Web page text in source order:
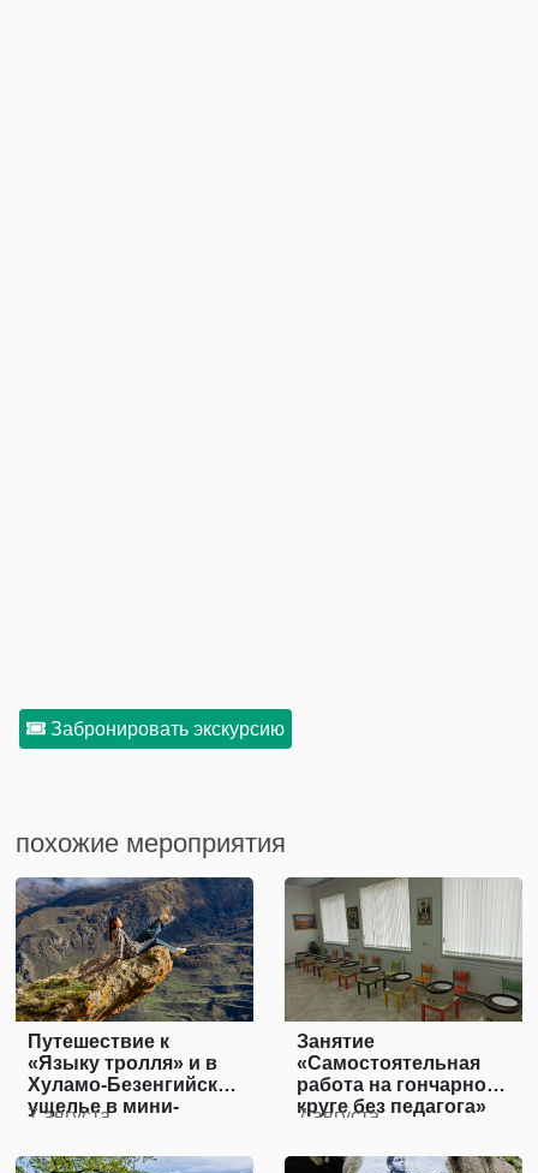
Забронировать экскурсию
похожие мероприятия
Путешествие к
«Языку тролля» и в
Хуламо-Безенгийское
ущелье в мини-
7 августа
Занятие
«Самостоятельная
работа на гончарном
круге без педагога»
7 августа